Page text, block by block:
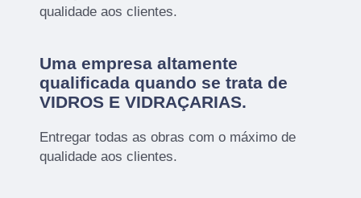
qualidade aos clientes.
Uma empresa altamente
qualificada quando se trata de
VIDROS E VIDRAÇARIAS.
Entregar todas as obras com o máximo de
qualidade aos clientes.